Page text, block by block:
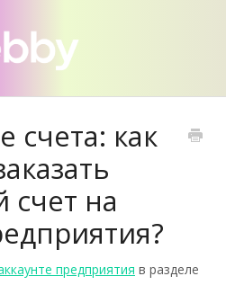
счета: как
счет на
предприятия в разделе